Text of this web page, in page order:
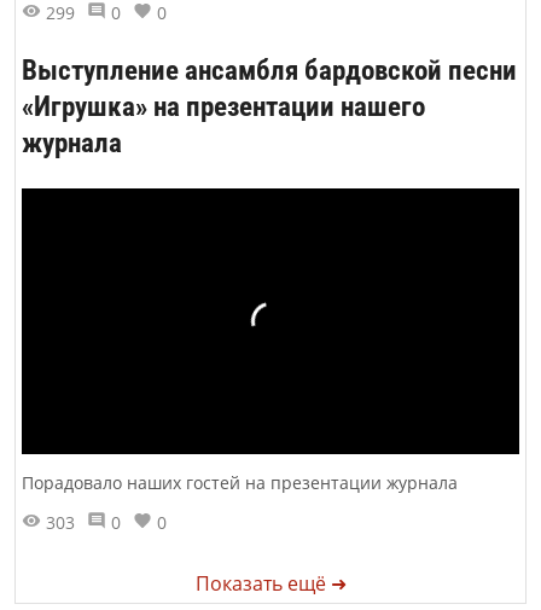
299
0 0
Выступление ансамбля бардовской песни
«Игрушка» на презентации нашего
журнала
Порадовало наших гостей на презентации журнала
303
0 0
Показать ещё ➜